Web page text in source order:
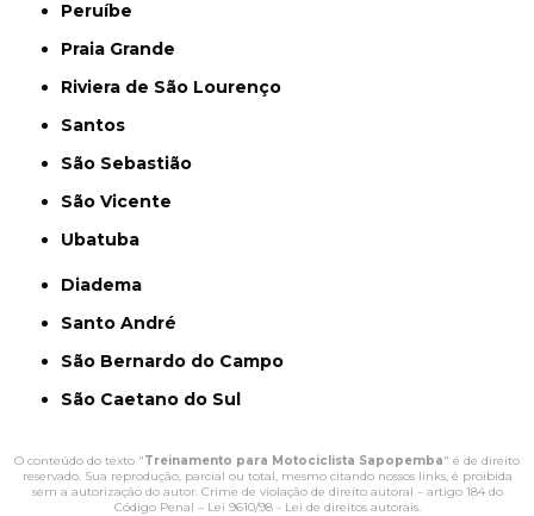
Peruíbe
Praia Grande
Riviera de São Lourenço
Santos
São Sebastião
São Vicente
Ubatuba
Diadema
Santo André
São Bernardo do Campo
São Caetano do Sul
O conteúdo do texto "Treinamento para Motociclista Sapopemba" é de direito
reservado. Sua reprodução, parcial ou total, mesmo citando nossos links, é proibida
sem a autorização do autor. Crime de violação de direito autoral – artigo 184 do
Código Penal – Lei 9610/98 - Lei de direitos autorais.